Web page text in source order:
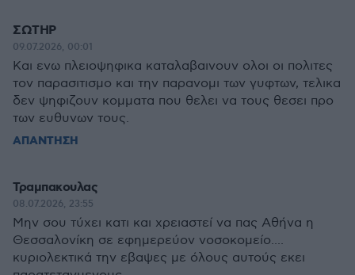
ΣΩΤΗΡ
09.07.2026, 00:01
Και ενω πλειοψηφικα καταλαβαινουν ολοι οι πολιτες
τον παρασιτισμο και την παρανομι των γυφτων, τελικα
δεν ψηφιζουν κομματα που θελει να τους θεσει προ
των ευθυνων τους.
ΑΠΑΝΤΗΣΗ
Τραμπακουλας
08.07.2026, 23:55
Μην σου τύχει κατι και χρειαστεί να πας Αθήνα η
Θεσσαλονίκη σε εφημερεύον νοσοκομείο....
κυριολεκτικά την εβαψες με όλους αυτούς εκει